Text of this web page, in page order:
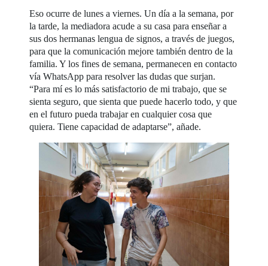
Eso ocurre de lunes a viernes. Un día a la semana, por
la tarde, la mediadora acude a su casa para enseñar a
sus dos hermanas lengua de signos, a través de juegos,
para que la comunicación mejore también dentro de la
familia. Y los fines de semana, permanecen en contacto
vía WhatsApp para resolver las dudas que surjan.
“Para mí es lo más satisfactorio de mi trabajo, que se
sienta seguro, que sienta que puede hacerlo todo, y que
en el futuro pueda trabajar en cualquier cosa que
quiera. Tiene capacidad de adaptarse”, añade.